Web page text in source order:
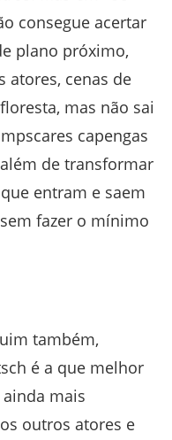
consegue acertar
plano próximo,
atores, cenas de
mas não sai
capengas
de transformar
entram e saem
fazer o mínimo
também,
é a que melhor
mais
outros atores e